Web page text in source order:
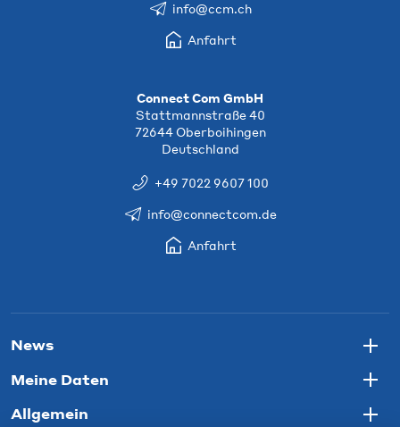
info@ccm.ch
Anfahrt
Connect Com GmbH
Stattmannstraße 40
72644 Oberboihingen
Deutschland
+49 7022 9607 100
info@connectcom.de
Anfahrt
News
Meine Daten
Allgemein